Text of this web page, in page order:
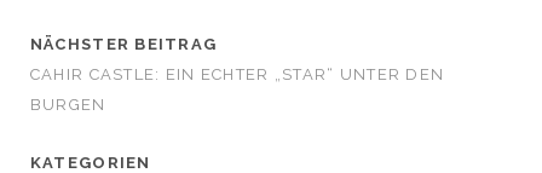
NÄCHSTER BEITRAG
CAHIR CASTLE: EIN ECHTER „STAR“ UNTER DEN
BURGEN
KATEGORIEN